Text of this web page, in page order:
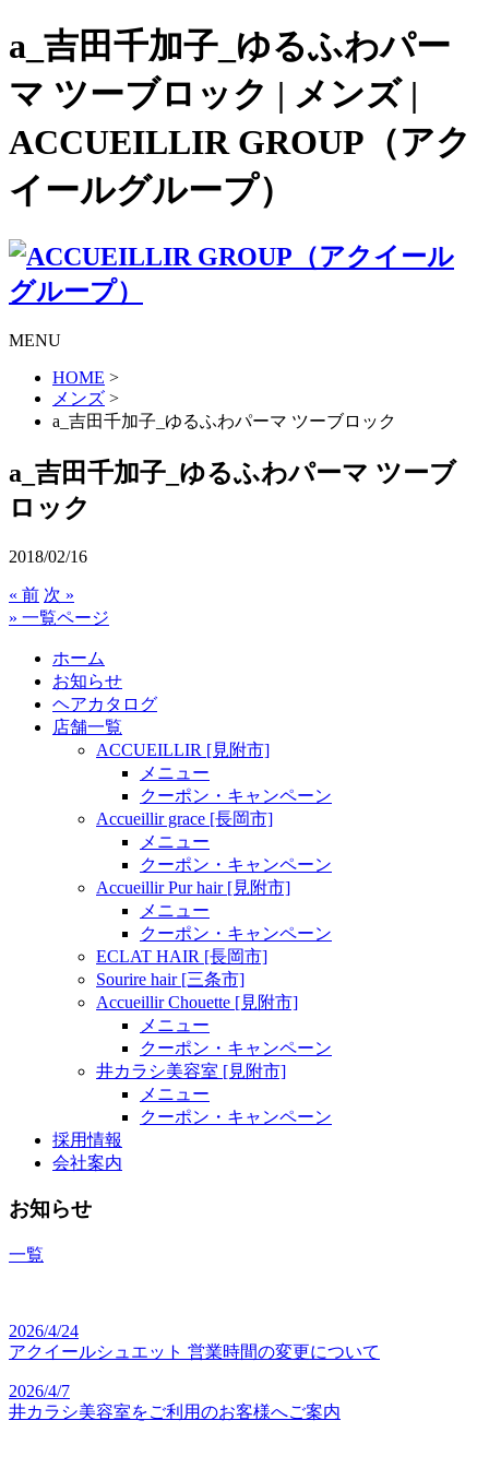
a_吉田千加子_ゆるふわパー
マ ツーブロック | メンズ |
ACCUEILLIR GROUP（アク
イールグループ）
MENU
HOME >
メンズ >
a_吉田千加子_ゆるふわパーマ ツーブロック
a_吉田千加子_ゆるふわパーマ ツーブ
ロック
2018/02/16
« 前 次 »
» 一覧ページ
ホーム
お知らせ
ヘアカタログ
店舗一覧
ACCUEILLIR [見附市]
メニュー
クーポン・キャンペーン
Accueillir grace [長岡市]
メニュー
クーポン・キャンペーン
Accueillir Pur hair [見附市]
メニュー
クーポン・キャンペーン
ECLAT HAIR [長岡市]
Sourire hair [三条市]
Accueillir Chouette [見附市]
メニュー
クーポン・キャンペーン
井カラシ美容室 [見附市]
メニュー
クーポン・キャンペーン
採用情報
会社案内
お知らせ
一覧
2026/4/24
アクイールシュエット 営業時間の変更について
2026/4/7
井カラシ美容室をご利用のお客様へご案内